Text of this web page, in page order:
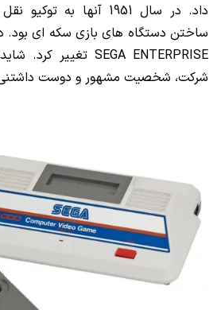
داد. در سال 1951 آنها
ساختن دستگاه های بازی سکه ای بود. در سال 1965
SEGA ENTERPRISE تغییر کرد.
شرکت، شخصیت مشهور و دوست